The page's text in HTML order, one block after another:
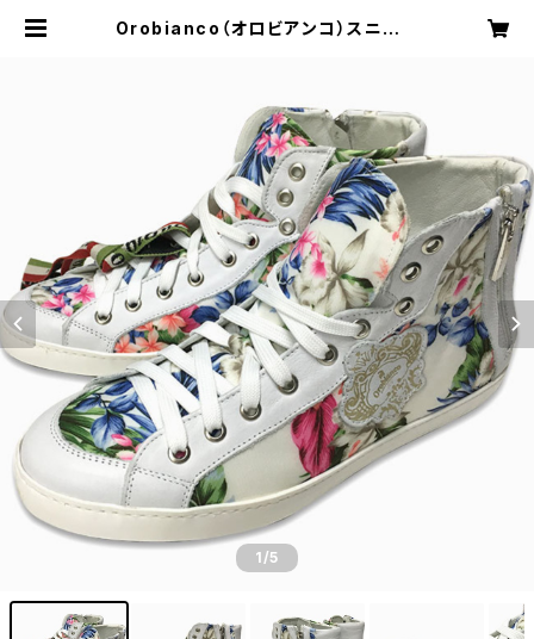
Orobianco（オロビアンコ）スニーカ
1/5